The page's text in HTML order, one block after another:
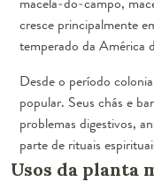
cresce principalmente
temperado da América
Desde o período
popular. Seus chás e
problemas digestivos,
parte de rituais
Usos da planta